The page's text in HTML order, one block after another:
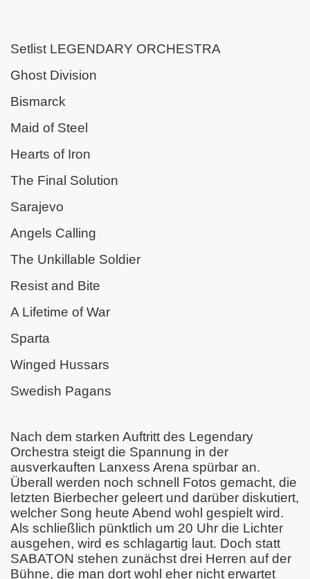
Setlist LEGENDARY ORCHESTRA
Ghost Division
Bismarck
Maid of Steel
Hearts of Iron
The Final Solution
Sarajevo
Angels Calling
The Unkillable Soldier
Resist and Bite
A Lifetime of War
Sparta
Winged Hussars
Swedish Pagans
Nach dem starken Auftritt des Legendary
Orchestra steigt die Spannung in der
ausverkauften Lanxess Arena spürbar an.
Überall werden noch schnell Fotos gemacht, die
letzten Bierbecher geleert und darüber diskutiert,
welcher Song heute Abend wohl gespielt wird.
Als schließlich pünktlich um 20 Uhr die Lichter
ausgehen, wird es schlagartig laut. Doch statt
SABATON stehen zunächst drei Herren auf der
Bühne, die man dort wohl eher nicht erwartet